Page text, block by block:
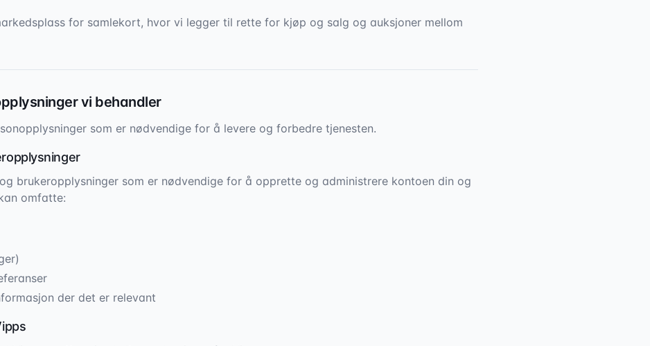
for samlekort, hvor vi legger til rette for kjøp og salg og auksjoner mellom
vi behandler
som er nødvendige for å levere og forbedre tjenesten.
brukeropplysninger som er nødvendige for å opprette og administrere kontoen din og
omfatte:
der det er relevant